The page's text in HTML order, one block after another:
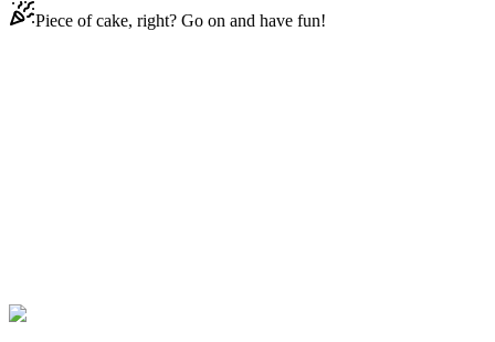
Piece of cake, right? Go on and have fun!
Куки Run
Animated